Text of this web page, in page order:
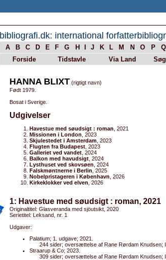
bibliografi.dk: international
A B C D E F G H J K L M N O P Q
Forside
Tidstavle Via Land Søg
HANNA BLIXT (rigtigt navn)
Født 1979.
Bosat i Sverige.
Udgivelser
Havestue med søudsigt : roman , 2021
Missionen i London , 2023
Skjulestedet i Amsterdam , 2023
Flugten fra Budapest , 2023
Galleriet ved vandet , 2024
Balkon med havudsigt , 2024
Lysthuset ved skovsøen , 2024
Falskmøntnerne i Berlin , 2025
Nobelpristageren i København , 2026
Kirkeklokker ved elven , 2026
1: Havestue med søudsigt : roman, 2021
Originaltitel: Glasveranda med sjöutsikt, 2020
Serietitel: Leksand, nr. 1
Udgaver:
Palatium; 1. udgave; 2021.
244 sider; oversættelse af Rane Rørdam Knudsen;
Straarup & Co; 2023.
309 sider; oversættelse af Rane Rørdam Knudsen;